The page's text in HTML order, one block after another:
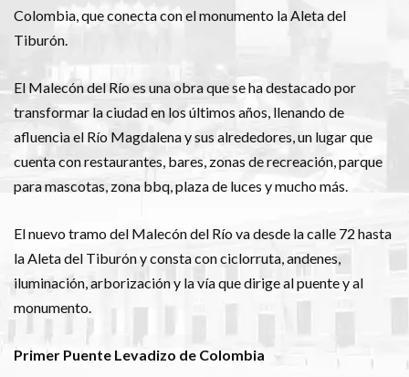
Colombia, que conecta con el monumento la Aleta del
Tiburón.
El Malecón del Río es una obra que se ha destacado por
transformar la ciudad en los últimos años, llenando de
afluencia el Río Magdalena y sus alrededores, un lugar que
cuenta con restaurantes, bares, zonas de recreación, parque
para mascotas, zona bbq, plaza de luces y mucho más.
El nuevo tramo del Malecón del Río va desde la calle 72 hasta
la Aleta del Tiburón y consta con ciclorruta, andenes,
iluminación, arborización y la vía que dirige al puente y al
monumento.
Primer Puente Levadizo de Colombia